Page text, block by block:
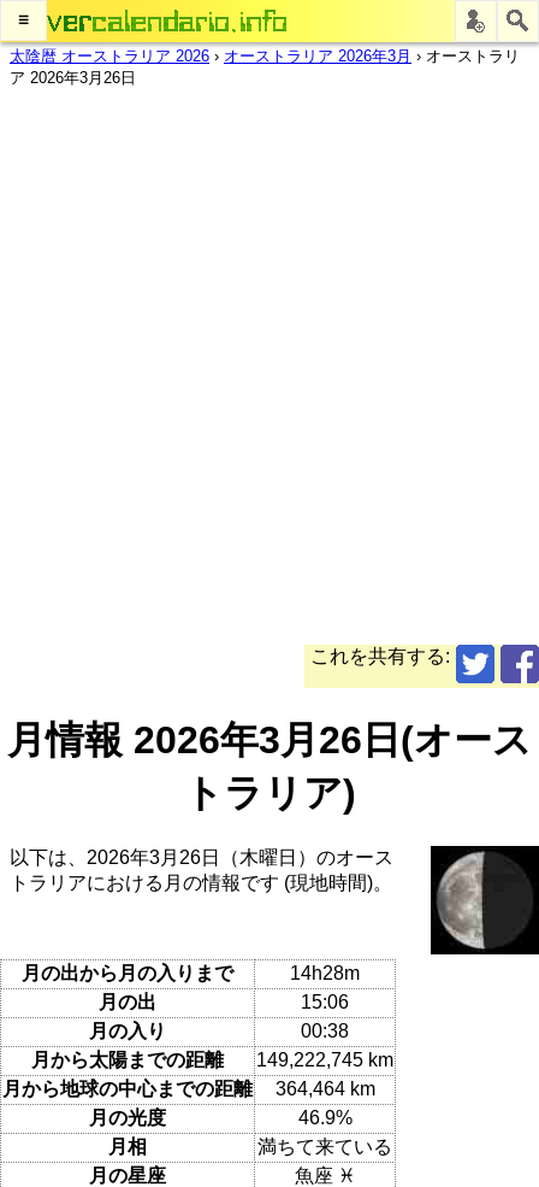
≡
太陰暦 オーストラリア 2026 › オーストラリア 2026年3月 › オーストラリ
ア 2026年3月26日
これを共有する:
月情報 2026年3月26日(オース
トラリア)
以下は、2026年3月26日（木曜日）のオース
トラリアにおける月の情報です (現地時間)。
月の出から月の入りまで
14h28m
月の出
15:06
月の入り
00:38
月から太陽までの距離
149,222,745 km
月から地球の中心までの距離
364,464 km
月の光度
46.9%
月相
満ちて来ている
月の星座
魚座 ♓